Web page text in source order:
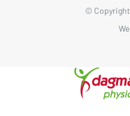
© Copyright